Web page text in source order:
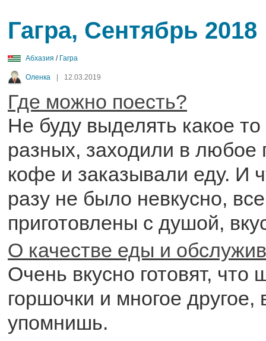
Гагра, Сентябрь 2018
Абхазия / Гагра
Оленка 12.03.2019
Где можно поесть?
Не буду выделять какое
разных, заходили в любое
кофе и заказывали еду. И
разу не было невкусно,
приготовлены с душой,
О качестве еды и
Очень вкусно готовят,
горшочки и многое другое,
упомнишь.